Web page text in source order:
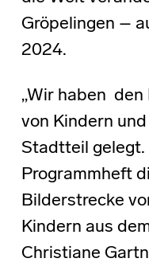
Gröpelingen –
2024.
„Wir haben
von Kindern
Stadtteil gelegt.
Programmheft
Bilderstrecke
Kindern aus
Christiane